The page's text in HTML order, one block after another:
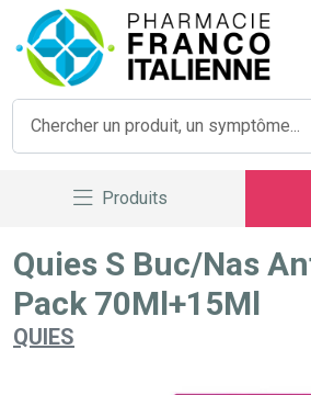
Produits
Quies S Buc/Nas
Pack 70Ml+15Ml
QUIES